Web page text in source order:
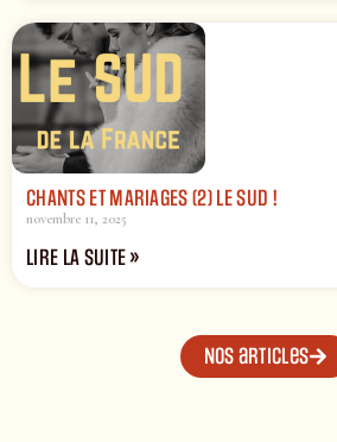
CHANTS ET MARIAGES (2) LE SUD !
novembre 11, 2025
LIRE LA SUITE »
Nos articles